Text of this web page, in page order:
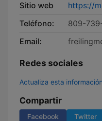
Sitio web
https://
Teléfono:
809-
Email:
Redes sociales
Actualiza esta
Compartir
Facebook Twitter